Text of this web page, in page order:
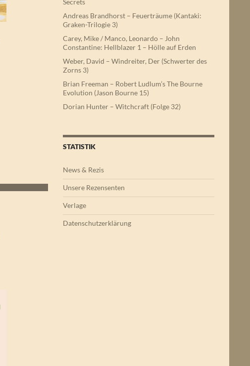
Secrets
Andreas Brandhorst – Feuerträume (Kantaki:
Graken-Trilogie 3)
Carey, Mike / Manco, Leonardo – John
Constantine: Hellblazer 1 – Hölle auf Erden
Weber, David – Windreiter, Der (Schwerter des
Zorns 3)
Brian Freeman – Robert Ludlum’s The Bourne
Evolution (Jason Bourne 15)
Dorian Hunter – Witchcraft (Folge 32)
STATISTIK
News & Rezis
Unsere Rezensenten
Verlage
Datenschutzerklärung